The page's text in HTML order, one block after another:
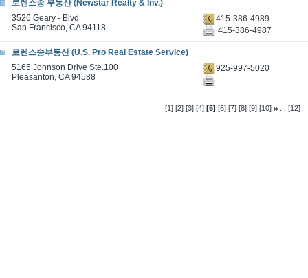
로렌스송 부동산 (Newstar Realty & Inv.)
3526 Geary - Blvd
San Francisco, CA 94118
415-386-4989
415-386-4987
로렌스송부동산 (U.S. Pro Real Estate Service)
5165 Johnson Drive Ste.100
Pleasanton, CA 94588
925-997-5020
[1] [2] [3] [4] [5] [6] [7] [8] [9] [10] ...[12]